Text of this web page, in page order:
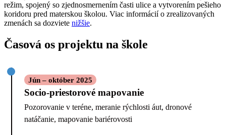
režim, spojený so zjednosmernením časti ulice a vytvorením pešieho
koridoru pred materskou školou. Viac informácií o zrealizovaných
zmenách sa dozviete nižšie.
Časová os projektu na škole
Jún – október 2025
Socio-priestorové mapovanie
Pozorovanie v teréne, meranie rýchlosti áut, dronové
natáčanie, mapovanie bariérovosti